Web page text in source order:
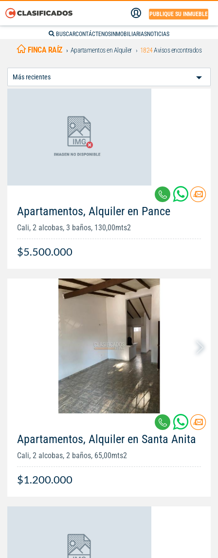
PUBLIQUE SU INMUEBLE
BUSCARCONTÁCTENOS INMOBILIARIASNOTICIAS
FINCA RAÍZ Apartamentos en Alquiler 1824Avisos encontrados
Apartamentos, Alquiler en Pance
Cali, 2 alcobas, 3 baños, 130,00mts2
$5.500.000
Apartamentos, Alquiler en Santa Anita
Cali, 2 alcobas, 2 baños, 65,00mts2
$1.200.000